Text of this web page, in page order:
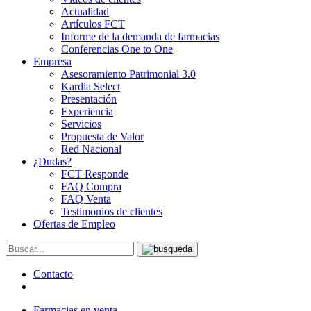
Actualidad
Artículos FCT
Informe de la demanda de farmacias
Conferencias One to One
Empresa
Asesoramiento Patrimonial 3.0
Kardia Select
Presentación
Experiencia
Servicios
Propuesta de Valor
Red Nacional
¿Dudas?
FCT Responde
FAQ Compra
FAQ Venta
Testimonios de clientes
Ofertas de Empleo
Contacto